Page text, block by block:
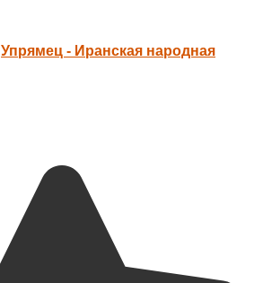
Упрямец - Иранская народная